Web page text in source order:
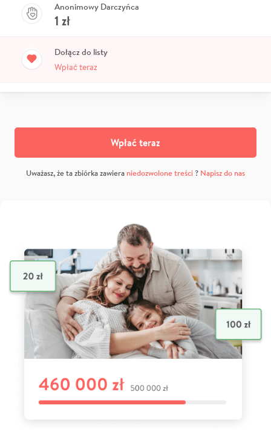
Anonimowy Darczyńca
1 zł
Dołącz do listy
Wpłać teraz
Wpłać teraz
Uważasz, że ta zbiórka zawiera niedozwolone treści? Napisz do nas